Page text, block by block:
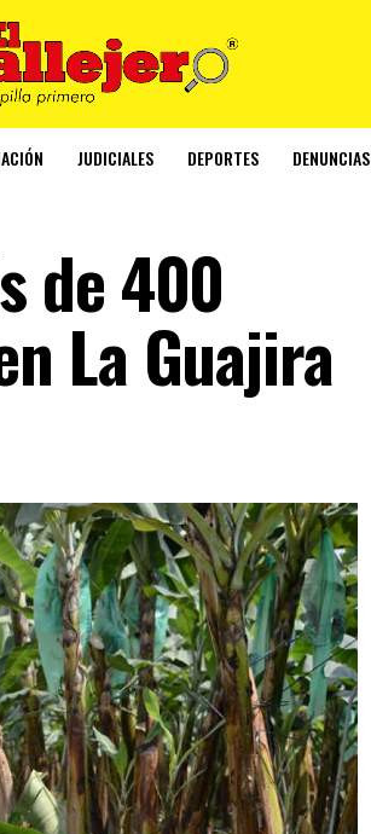
JUDICIALES DEPORTES DENUNCIAS
de 400
La Guajira